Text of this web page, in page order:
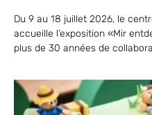
Du 9 au 18 juillet 2026, le
accueille l’exposition «Mir
plus de 30 années de